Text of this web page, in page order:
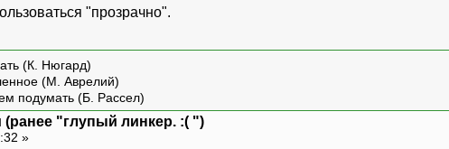
"прозрачно".
(К. Нюгард)
(М. Аврелий)
подумать (Б. Рассел)
"глупый линкер. :( ")
»